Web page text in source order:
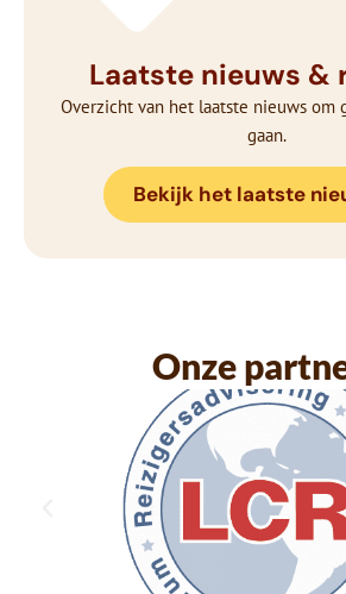
Laatste nieuws &
Overzicht van het laatste nieuws om
gaan.
Bekijk het laatste
Onze